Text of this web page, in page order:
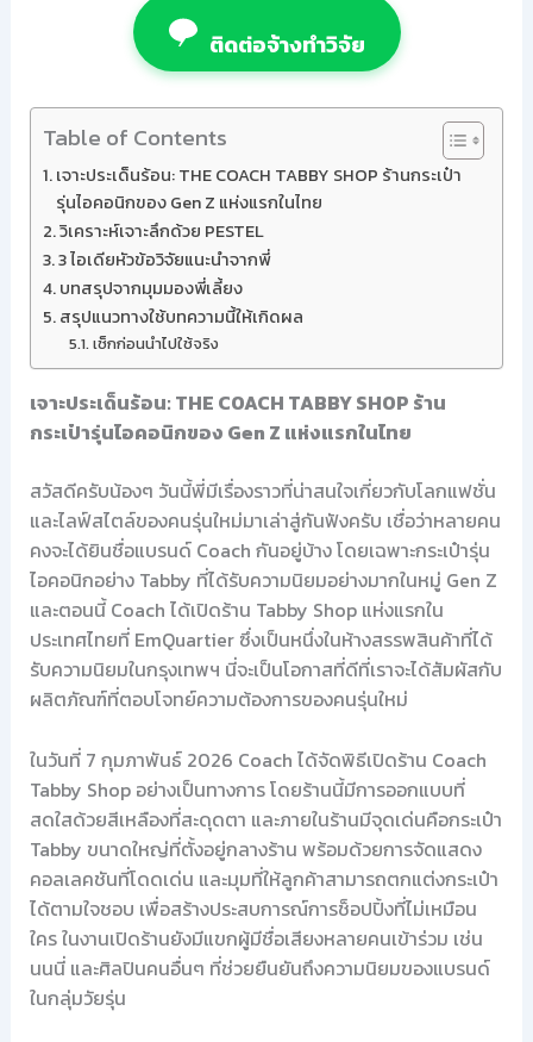
ติดต่อจ้างทำวิจัย
Table of Contents
เจาะประเด็นร้อน: THE COACH TABBY SHOP ร้านกระเป๋า
รุ่นไอคอนิกของ Gen Z แห่งแรกในไทย
วิเคราะห์เจาะลึกด้วย PESTEL
3 ไอเดียหัวข้อวิจัยแนะนำจากพี่
บทสรุปจากมุมมองพี่เลี้ยง
สรุปแนวทางใช้บทความนี้ให้เกิดผล
เช็กก่อนนำไปใช้จริง
เจาะประเด็นร้อน: THE COACH TABBY SHOP ร้าน
กระเป๋ารุ่นไอคอนิกของ Gen Z แห่งแรกในไทย
สวัสดีครับน้องๆ วันนี้พี่มีเรื่องราวที่น่าสนใจเกี่ยวกับโลกแฟชั่น
และไลฟ์สไตล์ของคนรุ่นใหม่มาเล่าสู่กันฟังครับ เชื่อว่าหลายคน
คงจะได้ยินชื่อแบรนด์ Coach กันอยู่บ้าง โดยเฉพาะกระเป๋ารุ่น
ไอคอนิกอย่าง Tabby ที่ได้รับความนิยมอย่างมากในหมู่ Gen Z
และตอนนี้ Coach ได้เปิดร้าน Tabby Shop แห่งแรกใน
ประเทศไทยที่ EmQuartier ซึ่งเป็นหนึ่งในห้างสรรพสินค้าที่ได้
รับความนิยมในกรุงเทพฯ นี่จะเป็นโอกาสที่ดีที่เราจะได้สัมผัสกับ
ผลิตภัณฑ์ที่ตอบโจทย์ความต้องการของคนรุ่นใหม่
ในวันที่ 7 กุมภาพันธ์ 2026 Coach ได้จัดพิธีเปิดร้าน Coach
Tabby Shop อย่างเป็นทางการ โดยร้านนี้มีการออกแบบที่
สดใสด้วยสีเหลืองที่สะดุดตา และภายในร้านมีจุดเด่นคือกระเป๋า
Tabby ขนาดใหญ่ที่ตั้งอยู่กลางร้าน พร้อมด้วยการจัดแสดง
คอลเลคชันที่โดดเด่น และมุมที่ให้ลูกค้าสามารถตกแต่งกระเป๋า
ได้ตามใจชอบ เพื่อสร้างประสบการณ์การช็อปปิ้งที่ไม่เหมือน
ใคร ในงานเปิดร้านยังมีแขกผู้มีชื่อเสียงหลายคนเข้าร่วม เช่น
นนนี่ และศิลปินคนอื่นๆ ที่ช่วยยืนยันถึงความนิยมของแบรนด์
ในกลุ่มวัยรุ่น